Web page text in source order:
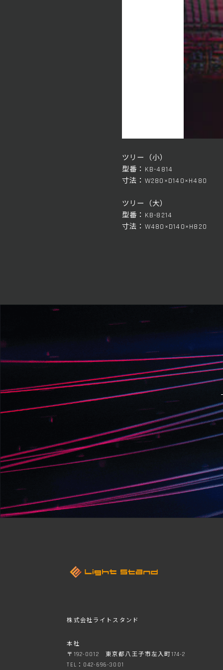
ツリー（小）
型番：KB-4814
寸法：W280×D140×H480
ツリー（大）
型番：KB-8214
寸法：W480×D140×H820
株式会社ライトスタンド
本社
〒192-0012 東京都八王子市左入町174-2
TEL：042-696-3001